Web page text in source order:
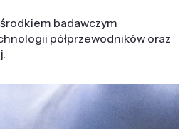
badawczym
półprzewodników oraz